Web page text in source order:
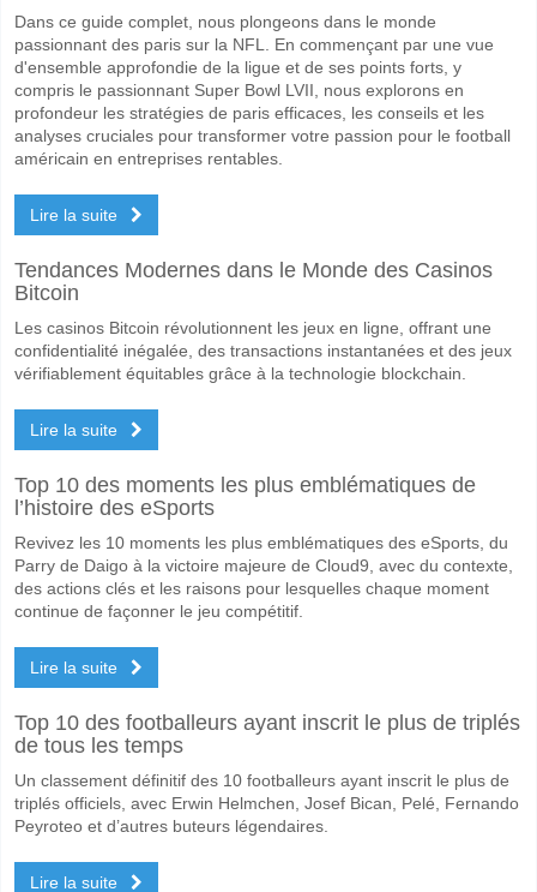
Dans ce guide complet, nous plongeons dans le monde
passionnant des paris sur la NFL. En commençant par une vue
d'ensemble approfondie de la ligue et de ses points forts, y
compris le passionnant Super Bowl LVII, nous explorons en
profondeur les stratégies de paris efficaces, les conseils et les
analyses cruciales pour transformer votre passion pour le football
américain en entreprises rentables.
Lire la suite
Tendances Modernes dans le Monde des Casinos
Bitcoin
Les casinos Bitcoin révolutionnent les jeux en ligne, offrant une
confidentialité inégalée, des transactions instantanées et des jeux
vérifiablement équitables grâce à la technologie blockchain.
Lire la suite
Top 10 des moments les plus emblématiques de
l’histoire des eSports
Revivez les 10 moments les plus emblématiques des eSports, du
Parry de Daigo à la victoire majeure de Cloud9, avec du contexte,
des actions clés et les raisons pour lesquelles chaque moment
continue de façonner le jeu compétitif.
Lire la suite
Top 10 des footballeurs ayant inscrit le plus de triplés
de tous les temps
Un classement définitif des 10 footballeurs ayant inscrit le plus de
triplés officiels, avec Erwin Helmchen, Josef Bican, Pelé, Fernando
Peyroteo et d’autres buteurs légendaires.
Lire la suite